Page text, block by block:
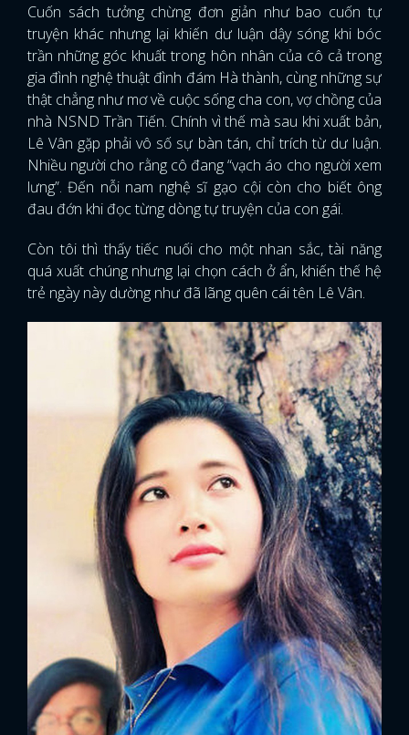
Cuốn sách tưởng chừng đơn giản như bao cuốn tự
truyện khác nhưng lại khiến dư luận dậy sóng khi bóc
trần những góc khuất trong hôn nhân của cô cả trong
gia đình nghệ thuật đình đám Hà thành, cùng những sự
thật chẳng như mơ về cuộc sống cha con, vợ chồng của
nhà NSND Trần Tiến. Chính vì thế mà sau khi xuất bản,
Lê Vân gặp phải vô số sự bàn tán, chỉ trích từ dư luận.
Nhiều người cho rằng cô đang “vạch áo cho người xem
lưng”. Đến nỗi nam nghệ sĩ gạo cội còn cho biết ông
đau đớn khi đọc từng dòng tự truyện của con gái.
Còn tôi thì thấy tiếc nuối cho một nhan sắc, tài năng
quá xuất chúng nhưng lại chọn cách ở ẩn, khiến thế hệ
trẻ ngày này dường như đã lãng quên cái tên Lê Vân.